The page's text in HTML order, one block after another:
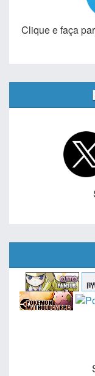
Clique e faça